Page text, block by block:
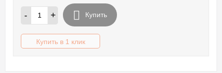
- + Купить
Купить в 1 клик